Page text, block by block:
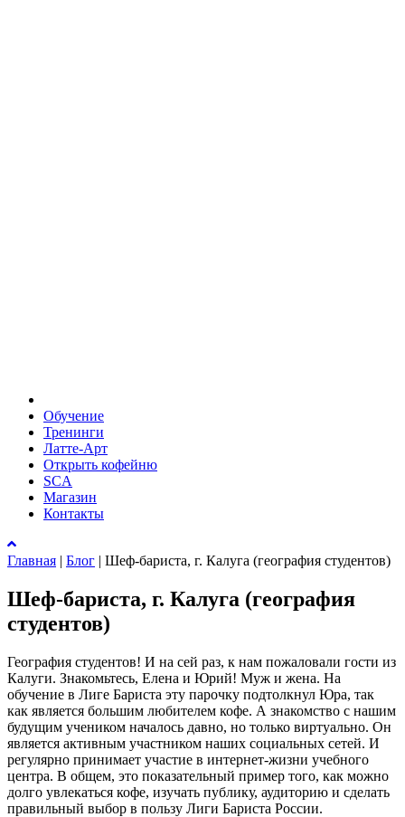
Обучение
Тренинги
Латте-Арт
Открыть кофейню
SCA
Магазин
Контакты
Главная | Блог | Шеф-бариста, г. Калуга (география студентов)
Шеф-бариста, г. Калуга (география
студентов)
География студентов! И на сей раз, к нам пожаловали гости из
Калуги. Знакомьтесь, Елена и Юрий! Муж и жена. На
обучение в Лиге Бариста эту парочку подтолкнул Юра, так
как является большим любителем кофе. А знакомство с нашим
будущим учеником началось давно, но только виртуально. Он
является активным участником наших социальных сетей. И
регулярно принимает участие в интернет-жизни учебного
центра. В общем, это показательный пример того, как можно
долго увлекаться кофе, изучать публику, аудиторию и сделать
правильный выбор в пользу Лиги Бариста России.